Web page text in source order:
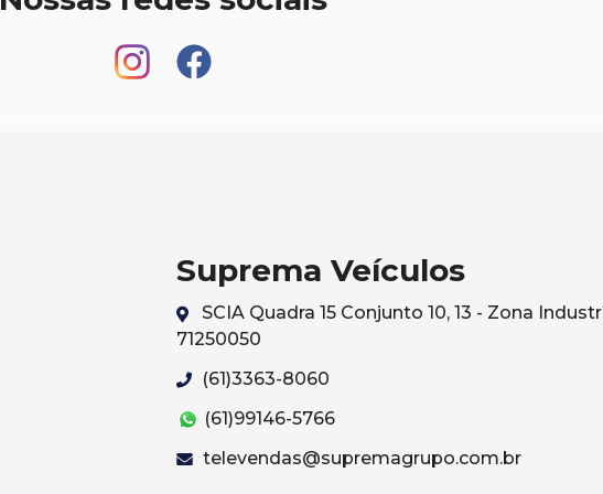
Suprema Veículos
SCIA Quadra 15 Conjunto 10, 13 - Zona
71250050
(61)3363-8060
(61)99146-5766
televendas@supremagrupo.com.br